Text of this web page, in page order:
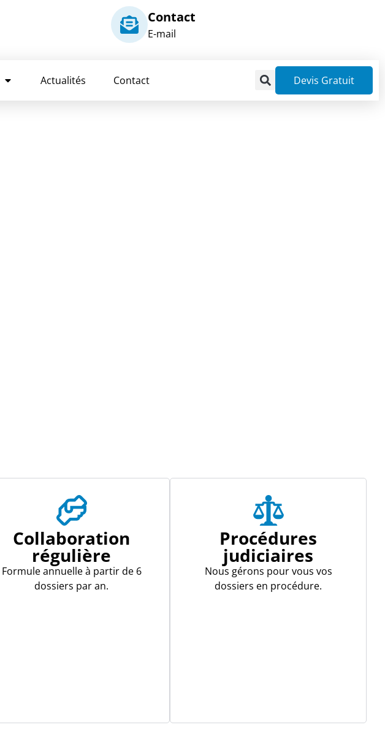
Contact
E-mail
Actualités Contact Devis Gratuit
Collaboration
régulière
Formule annuelle à partir de 6
dossiers par an.
Procédures
judiciaires
Nous gérons pour vous vos
dossiers en procédure.